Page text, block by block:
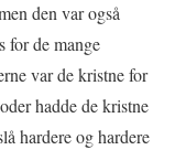
den var også
for de mange
var de kristne for
hadde de kristne
hardere og hardere